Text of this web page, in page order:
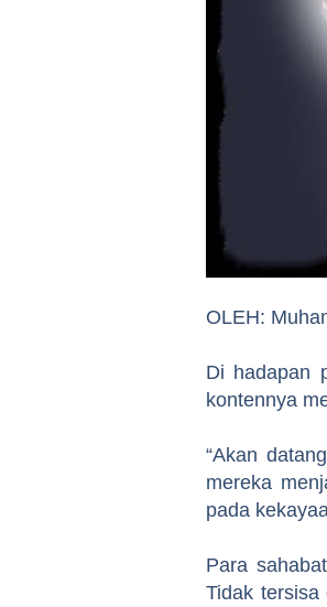
OLEH:
Di hadapan
kontennya
“Akan
mereka
pada
Para
Tidak tersisa